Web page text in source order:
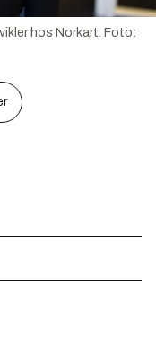
hos Norkart. Foto: